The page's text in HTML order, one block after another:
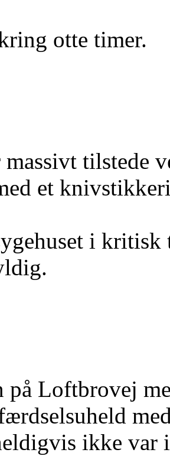
otte timer.
tilstede
et
i kritisk
på Loftbrovej
ikke var